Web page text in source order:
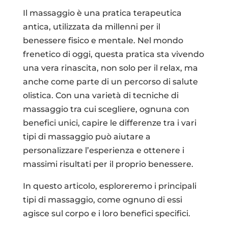
Il massaggio è una pratica terapeutica
antica, utilizzata da millenni per il
benessere fisico e mentale. Nel mondo
frenetico di oggi, questa pratica sta vivendo
una vera rinascita, non solo per il relax, ma
anche come parte di un percorso di salute
olistica. Con una varietà di tecniche di
massaggio tra cui scegliere, ognuna con
benefici unici, capire le differenze tra i vari
tipi di massaggio può aiutare a
personalizzare l’esperienza e ottenere i
massimi risultati per il proprio benessere.
In questo articolo, esploreremo i principali
tipi di massaggio, come ognuno di essi
agisce sul corpo e i loro benefici specifici.